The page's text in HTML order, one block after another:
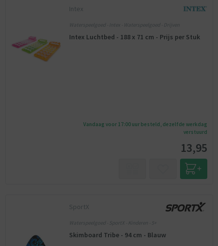
Intex
Waterspeelgoed - Intex - Waterspeelgoed - Drijven
Intex Luchtbed - 188 x 71 cm - Prijs per Stuk
Vandaag voor 17:00 uur besteld, dezelfde werkdag
verstuurd
13,95
SportX
Waterspeelgoed - SportX - Kinderen - 5+
Skimboard Tribe - 94 cm - Blauw